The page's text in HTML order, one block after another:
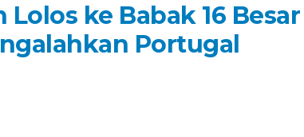
Lolos ke Babak 16
Portugal